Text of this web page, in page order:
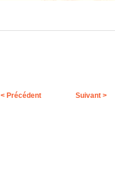
< Précédent Suivant >